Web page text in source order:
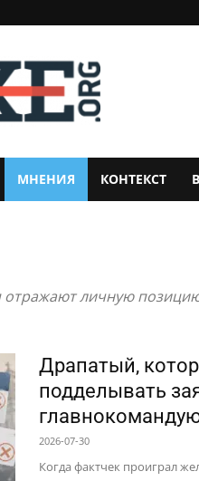
МНЕНИЯ КОНТЕКСТ
личную
Драпатый,
подделывать
2026-07-30
Когда фактчек проиграл